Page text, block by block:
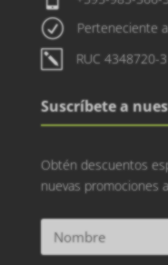
R Perteneciente
k RUC 4348720-3
Suscríbete a
Obtén descuentos
nuevas promociones